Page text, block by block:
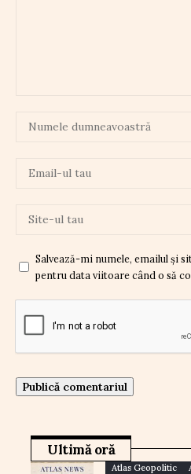
Salvează-mi numele, emailul și
pentru data viitoare când o să
Ultimă oră
Atlas Geopolitic